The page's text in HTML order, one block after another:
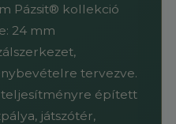
Pázsit® kollekció
24 mm
tervezve.
teljesítményre épített
játszótér,